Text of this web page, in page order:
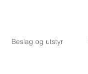
Beslag og utstyr